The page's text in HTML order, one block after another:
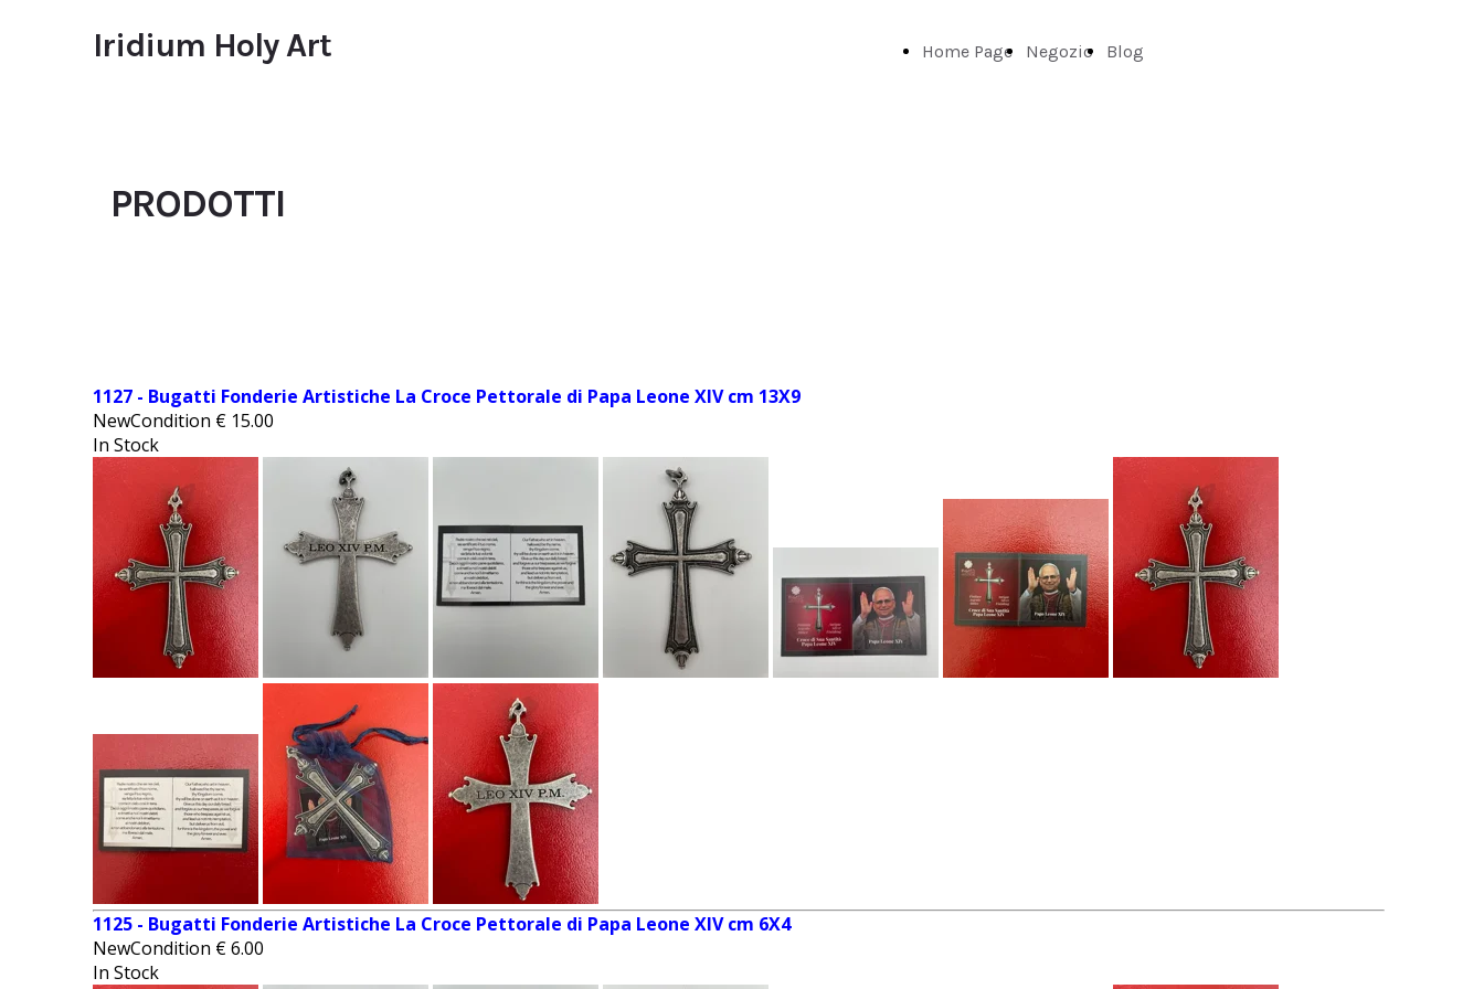
Iridium Holy Art Home Page Negozio Blog
PRODOTTI
1127 - Bugatti Fonderie Artistiche La Croce Pettorale di Papa Leone XIV cm 13X9
NewCondition € 15.00
In Stock
1125 - Bugatti Fonderie Artistiche La Croce Pettorale di Papa Leone XIV cm 6X4
NewCondition €6.00
In Stock